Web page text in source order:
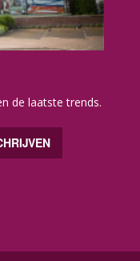
de laatste trends.